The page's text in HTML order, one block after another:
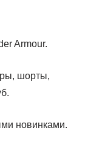
Armour.
шорты,
новинками.